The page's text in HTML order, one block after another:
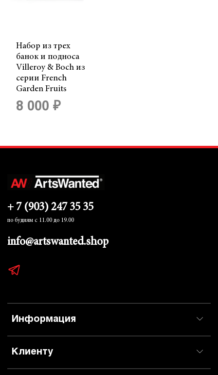
Набор из трех
банок и подноса
Villeroy & Boch из
серии French
Garden Fruits
8 000 ₽
Информация
Клиенту
+ 7 (903) 247 35 35
по будням с 11.00 до 19.00
info@artswanted.shop